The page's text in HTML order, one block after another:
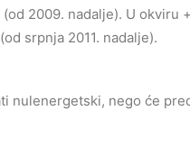
2009. nadalje). U
srpnja 2011. nadalje).
nulenergetski, nego će